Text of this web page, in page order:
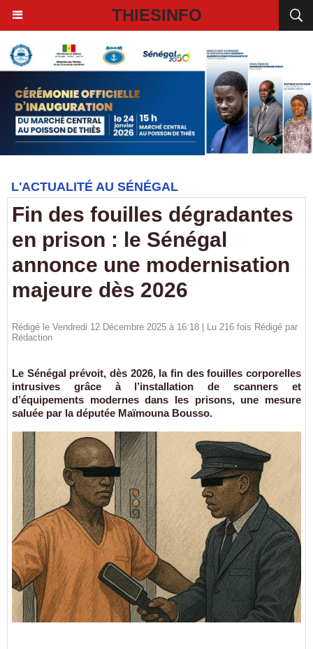
THIESINFO
L'ACTUALITÉ AU SÉNÉGAL
Fin des fouilles dégradantes
en prison : le Sénégal
annonce une modernisation
majeure dès 2026
Rédigé le Vendredi 12 Décembre 2025 à 16:18 | Lu 216 fois Rédigé par
Rédaction
Le Sénégal prévoit, dès 2026, la fin des fouilles corporelles
intrusives grâce à l’installation de scanners et
d’équipements modernes dans les prisons, une mesure
saluée par la députée Maïmouna Bousso.